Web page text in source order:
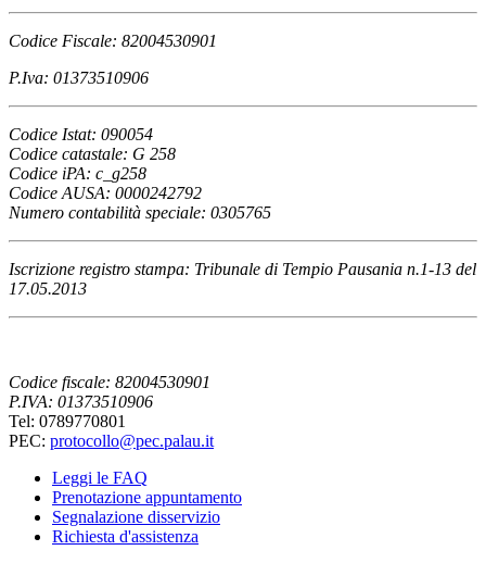
Codice Fiscale: 82004530901
P.Iva: 01373510906
Codice Istat: 090054
Codice catastale: G 258
Codice iPA: c_g258
Codice AUSA: 0000242792
Numero contabilità speciale: 0305765
Iscrizione registro stampa: Tribunale di Tempio Pausania n.1-13 del
17.05.2013
Codice fiscale: 82004530901
P.IVA: 01373510906
Tel: 0789770801
PEC: protocollo@pec.palau.it
Leggi le FAQ
Prenotazione appuntamento
Segnalazione disservizio
Richiesta d'assistenza